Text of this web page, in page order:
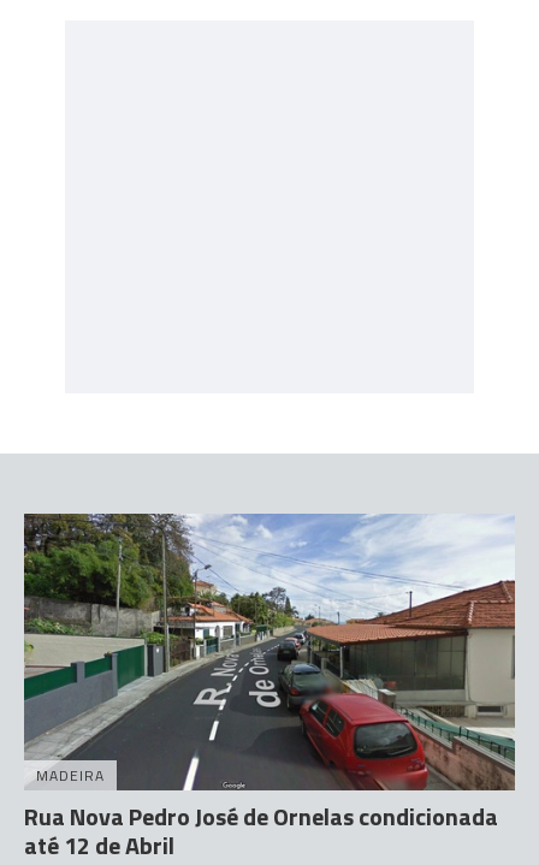
MADEIRA
Rua Nova Pedro José de Ornelas condicionada
até 12 de Abril